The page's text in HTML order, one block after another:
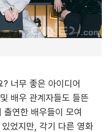
? 너무 좋은 아이디어
배우 관계자들도 들뜬
출연한 배우들이 모여
었지만, 각기 다른 영화